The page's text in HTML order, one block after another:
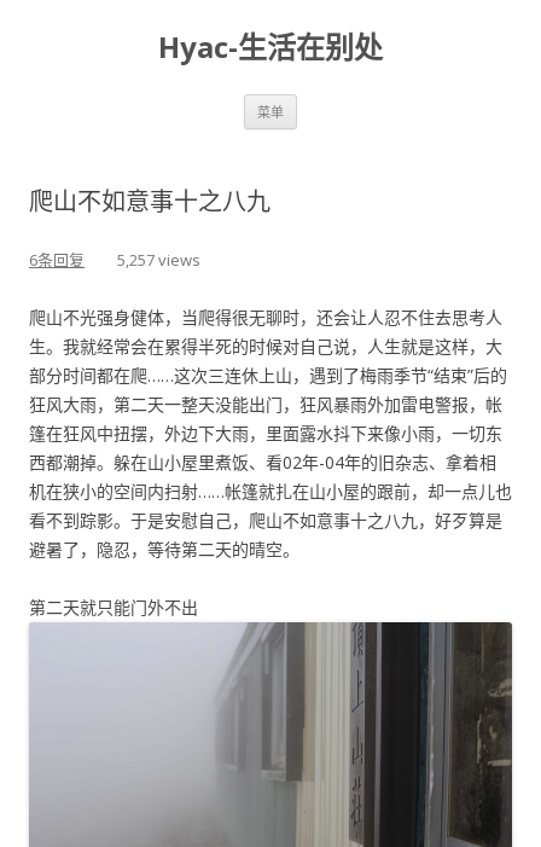
Hyac-生活在别处
菜单
爬山不如意事十之八九
6条回复 5,257 views
爬山不光强身健体，当爬得很无聊时，还会让人忍不住去思考人
生。我就经常会在累得半死的时候对自己说，人生就是这样，大
部分时间都在爬……这次三连休上山，遇到了梅雨季节“结束”后的
狂风大雨，第二天一整天没能出门，狂风暴雨外加雷电警报，帐
篷在狂风中扭摆，外边下大雨，里面露水抖下来像小雨，一切东
西都潮掉。躲在山小屋里煮饭、看02年-04年的旧杂志、拿着相
机在狭小的空间内扫射……帐篷就扎在山小屋的跟前，却一点儿也
看不到踪影。于是安慰自己，爬山不如意事十之八九，好歹算是
避暑了，隐忍，等待第二天的晴空。
第二天就只能门外不出